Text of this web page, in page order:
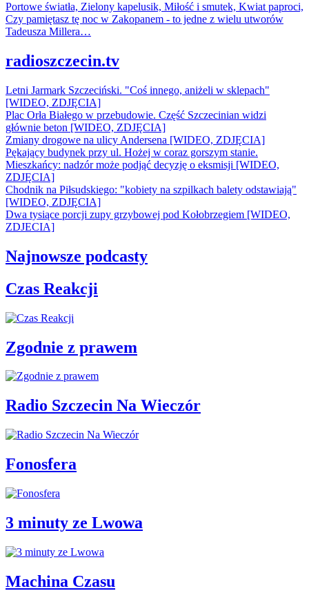
Portowe światła, Zielony kapelusik, Miłość i smutek, Kwiat paproci,
Czy pamiętasz tę noc w Zakopanem - to jedne z wielu utworów
Tadeusza Millera…
radioszczecin.tv
Letni Jarmark Szczeciński. "Coś innego, aniżeli w sklepach"
[WIDEO, ZDJĘCIA]
Plac Orła Białego w przebudowie. Część Szczecinian widzi
głównie beton [WIDEO, ZDJĘCIA]
Zmiany drogowe na ulicy Andersena [WIDEO, ZDJĘCIA]
Pękający budynek przy ul. Hożej w coraz gorszym stanie.
Mieszkańcy: nadzór może podjąć decyzję o eksmisji [WIDEO,
ZDJĘCIA]
Chodnik na Piłsudskiego: "kobiety na szpilkach balety odstawiają"
[WIDEO, ZDJĘCIA]
Dwa tysiące porcji zupy grzybowej pod Kołobrzegiem [WIDEO,
ZDJECIA]
Najnowsze podcasty
Czas Reakcji
Zgodnie z prawem
Radio Szczecin Na Wieczór
Fonosfera
3 minuty ze Lwowa
Machina Czasu